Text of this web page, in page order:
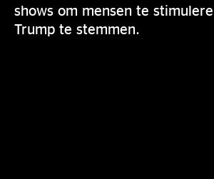
shows om mensen te
Trump te stemmen.